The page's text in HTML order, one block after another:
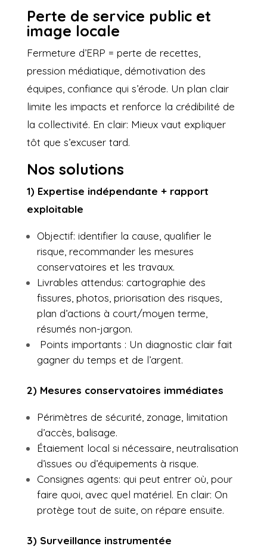
Perte de service public et
image locale
Fermeture d’ERP = perte de recettes,
pression médiatique, démotivation des
équipes, confiance qui s’érode. Un plan clair
limite les impacts et renforce la crédibilité de
la collectivité. En clair: Mieux vaut expliquer
tôt que s’excuser tard.
Nos solutions
1) Expertise indépendante + rapport
exploitable
Objectif: identifier la cause, qualifier le
risque, recommander les mesures
conservatoires et les travaux.
Livrables attendus: cartographie des
fissures, photos, priorisation des risques,
plan d’actions à court/moyen terme,
résumés non-jargon.
Points importants : Un diagnostic clair fait
gagner du temps et de l’argent.
2) Mesures conservatoires immédiates
Périmètres de sécurité, zonage, limitation
d’accès, balisage.
Étaiement local si nécessaire, neutralisation
d’issues ou d’équipements à risque.
Consignes agents: qui peut entrer où, pour
faire quoi, avec quel matériel. En clair: On
protège tout de suite, on répare ensuite.
3) Surveillance instrumentée